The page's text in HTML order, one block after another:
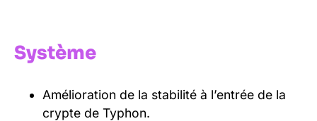
Système
Amélioration de la stabilité à l’entrée de la
crypte de Typhon.